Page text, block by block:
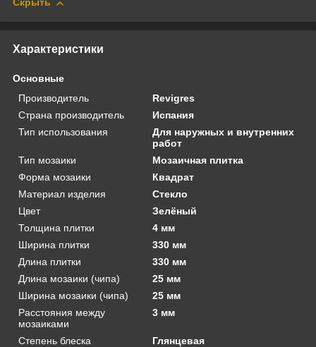
Скрыть
Характеристики
Основные
Производитель
Revigres
Страна производитель
Испания
Тип использования
Для наружных и внутренних
работ
Тип мозаики
Мозаичная плитка
Форма мозаики
Квадрат
Материал изделия
Стекло
Цвет
Зелёный
Толщина плитки
4 мм
Ширина плитки
330 мм
Длина плитки
330 мм
Длина мозаики (чипа)
25 мм
Ширина мозаики (чипа)
25 мм
Расстояния между
мозаиками
3 мм
Степень блеска
Глянцевая